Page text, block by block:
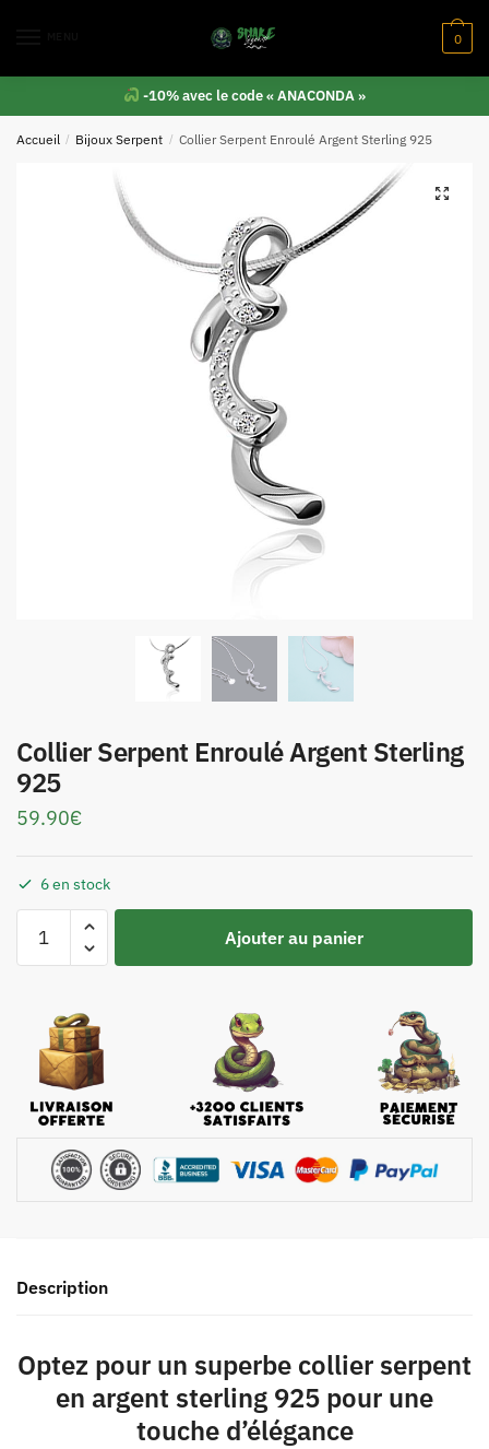
0
-10% avec le code « ANACONDA »
Accueil / Bijoux Serpent / Collier Serpent Enroulé Argent Sterling 925
Collier Serpent Enroulé Argent Sterling
925
59.90€
6 en stock
Ajouter au panier
Description
Optez pour un superbe collier serpent
en argent sterling 925 pour une
touche d’élégance